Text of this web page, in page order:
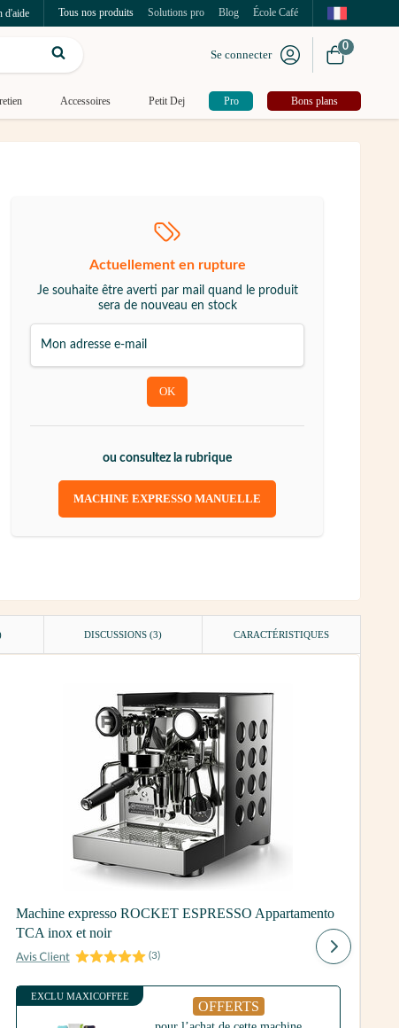
d'aide Tous nos produits Solutions pro Blog École Café
Se connecter
0
Accessoires Petit Dej Pro Bons plans
Actuellement en rupture
Je souhaite être averti par mail quand le produit
sera de nouveau en stock
ou consultez la rubrique
MACHINE EXPRESSO MANUELLE
DISCUSSIONS (3) CARACTÉRISTIQUES
Machine expresso ROCKET ESPRESSO Appartamento
TCA inox et noir
(3)
EXCLU MAXICOFFEE
OFFERTS